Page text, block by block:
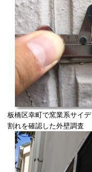
板橋区幸町で窯業系サイ
割れを確認した外壁調査